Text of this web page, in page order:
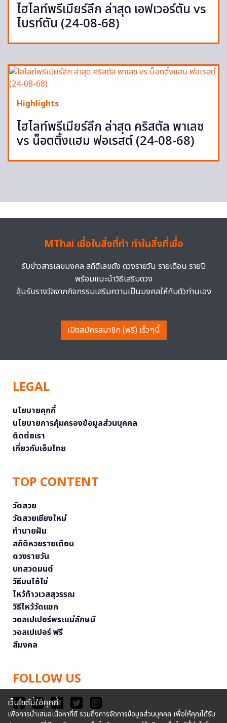
ไฮไลท์พรีเมียร์ลีก ล่าสุด เอฟเวอร์ตัน vs
ไบรท์ตัน (24-08-68)
Highlights
ไฮไลท์พรีเมียร์ลีก ล่าสุด คริสตัล พาเลซ
vs น็อตติ้งแฮม ฟอเรสต์ (24-08-68)
MThai เชื่อในสิ่งที่ทำ ทำในสิ่งที่เชื่อ
รับข่าวสารเลขมงคล สถิติเลขดัง ดวงรายวัน รายเดือน รายปี
พร้อมแนะนำวิธีเสริมดวง
ลุ้นรับรางวัลจากกิจกรรมเสริมความเป็นมงคลให้กับตัวท่านเอง
เปิดสมัครสมาชิก (ฟรี) เร็วๆนี้
LEGAL
นโยบายคุกกี้
นโยบายการคุ้มครองข้อมูลส่วนบุคคล
ติดต่อเรา
เกี่ยวกับเอ็มไทย
TOP CONTENT
วัดสวย
วัดสวยเชียงใหม่
ทำนายฝัน
สถิติหวยรายเดือน
ดวงรายวัน
บทสวดมนต์
วิธีบนไอ้ไข่
ไหว้ท้าวเวสสุวรรณ
วิธีไหว้วัดแขก
วอลเปเปอร์พระแม่ลักษมี
วอลเปเปอร์ ฟรี
สีมงคล
FOLLOW US
เว็บไซต์นี้ใช้คุกกี้
เพื่อการนำเสนอเนื้อหาที่ดี รวมถึงการจัดการข้อมูลส่วนบุคคล เพื่อให้คุณได้รับ